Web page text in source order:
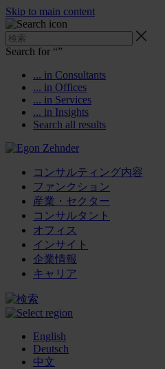
Skip to main content
Search for “”
... in Consultants
... in Offices
... in Services
... in Insights
Search all results
コンサルティング内容
ファンクション
産業・セクター
コンサルタント
オフィス
インサイト
企業情報
キャリア
English
Deutsch
中文